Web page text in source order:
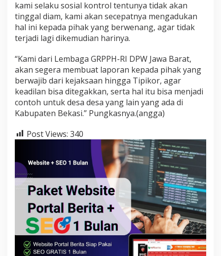
kami selaku sosial kontrol tentunya tidak akan
tinggal diam, kami akan secepatnya mengadukan
hal ini kepada pihak yang berwenang, agar tidak
terjadi lagi dikemudian harinya.
“Kami dari Lembaga GRPPH-RI DPW Jawa Barat,
akan segera membuat laporan kepada pihak yang
berwajib dari kejaksaan hingga Tipikor, agar
keadilan bisa ditegakkan, serta hal itu bisa menjadi
contoh untuk desa desa yang lain yang ada di
Kabupaten Bekasi.” Pungkasnya.(angga)
Post Views: 340